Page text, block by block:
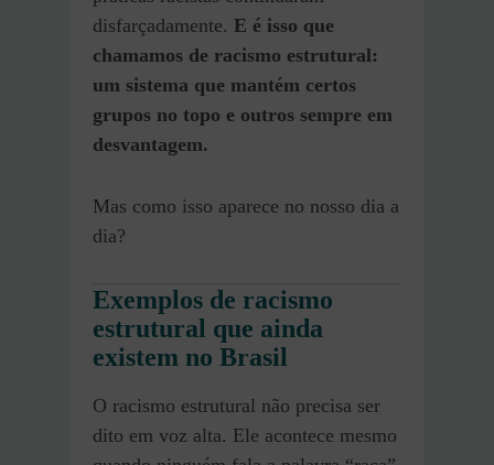
disfarçadamente. E é isso que
chamamos de racismo estrutural:
um sistema que mantém certos
grupos no topo e outros sempre em
desvantagem.
Mas como isso aparece no nosso dia a
dia?
Exemplos de racismo
estrutural que ainda
existem no Brasil
O racismo estrutural não precisa ser
dito em voz alta. Ele acontece mesmo